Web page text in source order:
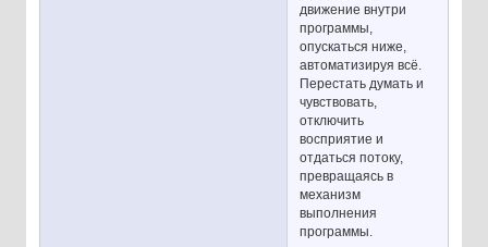
движение внутри
программы,
опускаться ниже,
автоматизируя всё.
Перестать думать и
чувствовать,
отключить
восприятие и
отдаться потоку,
превращаясь в
механизм
выполнения
программы.